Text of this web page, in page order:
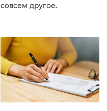
совсем другое.